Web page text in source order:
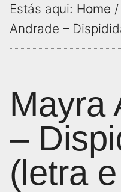
Estás aqui: Home /
Andrade –
Mayra
–
(letra e